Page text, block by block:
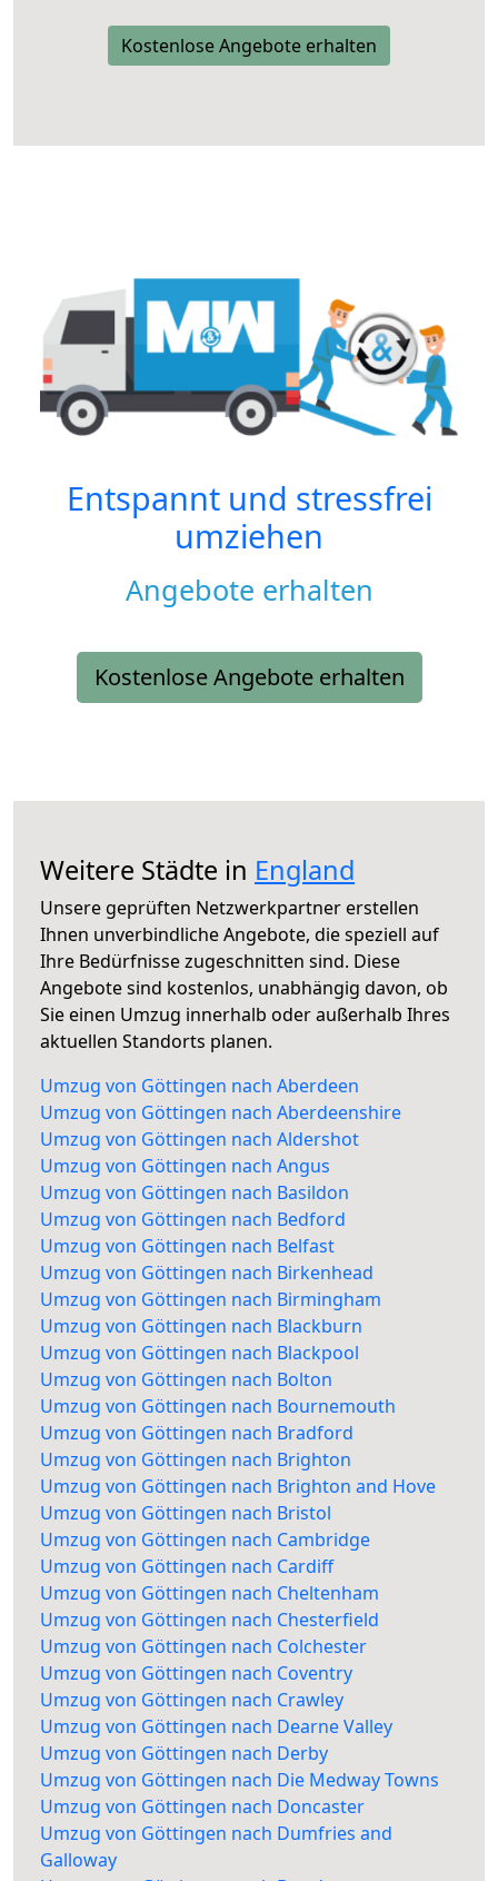
Kostenlose Angebote erhalten
Entspannt und stressfrei
umziehen
Angebote erhalten
Kostenlose Angebote erhalten
Weitere Städte in England
Unsere geprüften Netzwerkpartner erstellen
Ihnen unverbindliche Angebote, die speziell auf
Ihre Bedürfnisse zugeschnitten sind. Diese
Angebote sind kostenlos, unabhängig davon, ob
Sie einen Umzug innerhalb oder außerhalb Ihres
aktuellen Standorts planen.
Umzug von Göttingen nach Aberdeen
Umzug von Göttingen nach Aberdeenshire
Umzug von Göttingen nach Aldershot
Umzug von Göttingen nach Angus
Umzug von Göttingen nach Basildon
Umzug von Göttingen nach Bedford
Umzug von Göttingen nach Belfast
Umzug von Göttingen nach Birkenhead
Umzug von Göttingen nach Birmingham
Umzug von Göttingen nach Blackburn
Umzug von Göttingen nach Blackpool
Umzug von Göttingen nach Bolton
Umzug von Göttingen nach Bournemouth
Umzug von Göttingen nach Bradford
Umzug von Göttingen nach Brighton
Umzug von Göttingen nach Brighton and Hove
Umzug von Göttingen nach Bristol
Umzug von Göttingen nach Cambridge
Umzug von Göttingen nach Cardiff
Umzug von Göttingen nach Cheltenham
Umzug von Göttingen nach Chesterfield
Umzug von Göttingen nach Colchester
Umzug von Göttingen nach Coventry
Umzug von Göttingen nach Crawley
Umzug von Göttingen nach Dearne Valley
Umzug von Göttingen nach Derby
Umzug von Göttingen nach Die Medway Towns
Umzug von Göttingen nach Doncaster
Umzug von Göttingen nach Dumfries and
Galloway